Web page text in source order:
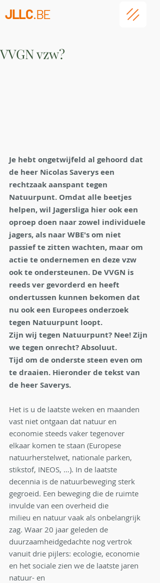
JLLC.BE
VVGN vzw?
Je hebt ongetwijfeld al gehoord dat
de heer Nicolas Saverys een
rechtzaak aanspant tegen
Natuurpunt. Omdat alle beetjes
helpen, wil Jagersliga hier ook een
oproep doen naar zowel individuele
jagers, als naar WBE's om niet
passief te zitten wachten, maar om
actie te ondernemen en deze vzw
ook te ondersteunen. De VVGN is
reeds ver gevorderd en heeft
ondertussen kunnen bekomen dat
nu ook een Europees onderzoek
tegen Natuurpunt loopt.
Zijn wij tegen Natuurpunt? Nee! Zijn
we tegen onrecht? Absoluut.
Tijd om de onderste steen even om
te draaien. Hieronder de tekst van
de heer Saverys.
Het is u de laatste weken en maanden
vast niet ontgaan dat natuur en
economie steeds vaker tegenover
elkaar komen te staan (Europese
natuurherstelwet, nationale parken,
stikstof, INEOS, …). In de laatste
decennia is de natuurbeweging sterk
gegroeid. Een beweging die de ruimte
invulde van een overheid die
milieu en natuur vaak als onbelangrijk
zag. Waar 20 jaar geleden de
duurzaamheidgedachte nog vertrok
vanuit drie pijlers: ecologie, economie
en het sociale zien we de laatste jaren
natuur- en